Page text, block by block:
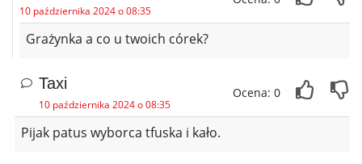
10 października 2024 o 08:35
Grażynka a co u twoich córek?
Taxi
10 października 2024 o 08:35
Ocena: 0
Pijak patus wyborca tfuska i kało.